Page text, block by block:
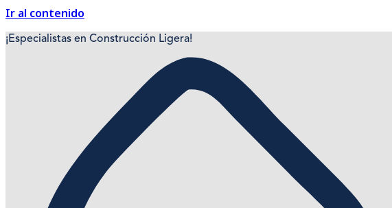
Ir al contenido
¡Especialistas en Construcción Ligera!